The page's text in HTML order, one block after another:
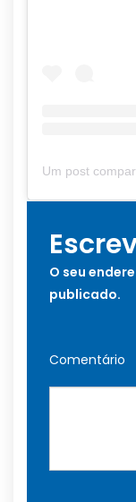
O seu
publicado.
Comentário